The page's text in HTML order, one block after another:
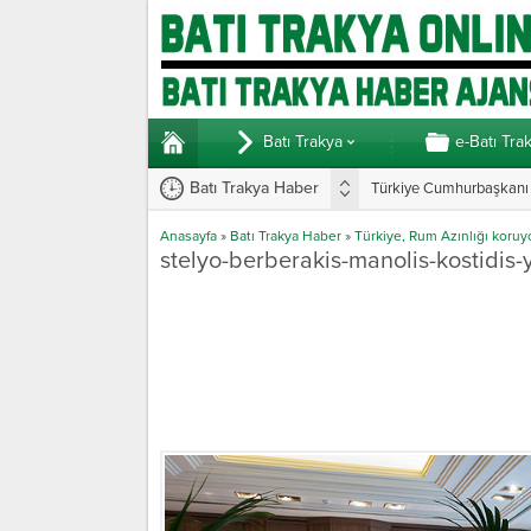
Batı Trakya e-Batı
Batı Trakya Haber Türkiye
Anasayfa » Batı Trakya Haber » Türkiye, Rum Azınlığı
stelyo-berberakis-manolis-